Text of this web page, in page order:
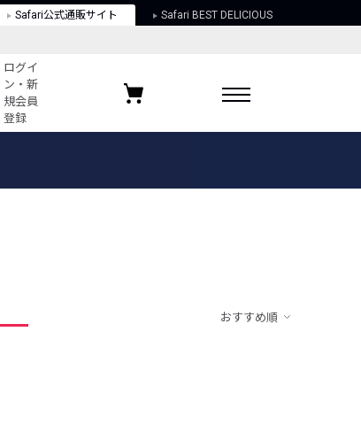
Safari公式通販サイト Safari BEST DELICIOUS
ログイ
ン・新
規会員
登録
お気に入りブランド
おすすめ順